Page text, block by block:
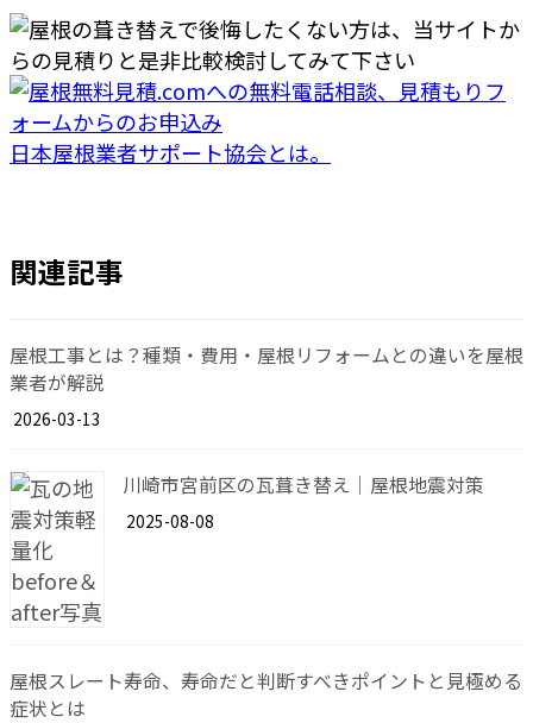
日本屋根業者サポート協会とは。
関連記事
屋根工事とは？種類・費用・屋根リフォームとの違いを屋根
業者が解説
2026-03-13
川崎市宮前区の瓦葺き替え｜屋根地震対策
2025-08-08
屋根スレート寿命、寿命だと判断すべきポイントと見極める
症状とは